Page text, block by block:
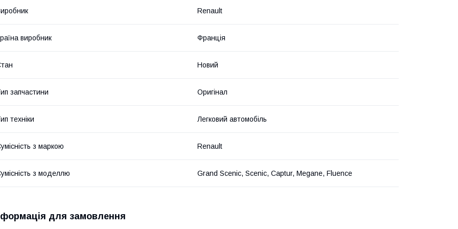
Renault
виробник Франція
Новий
запчастини Оригінал
техніки Легковий автомобіль
з маркою Renault
з моделлю Grand Scenic, Scenic, Captur, Megane, Fluence
для замовлення